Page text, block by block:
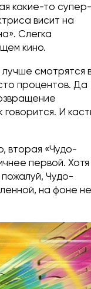
какие-то супер-
висит на
Слегка
кино.
смотрятся
процентов. Да
И
вторая «Чудо-
первой. Хотя
Чудо-
на фоне не